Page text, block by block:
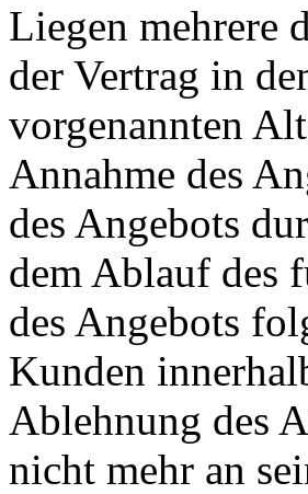
Liegen mehrere
der Vertrag in
vorgenannten
Annahme des
des Angebots
dem Ablauf des
des Angebots
Kunden
Ablehnung des
nicht mehr an